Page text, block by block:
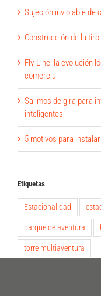
Sujeción inviolable de
Construcción de la
Fly-Line: la evolución
comercial
Salimos de gira para
inteligentes
5 motivos para
Etiquetas
Estacionalidad
parque de aventura
torre multiaventura